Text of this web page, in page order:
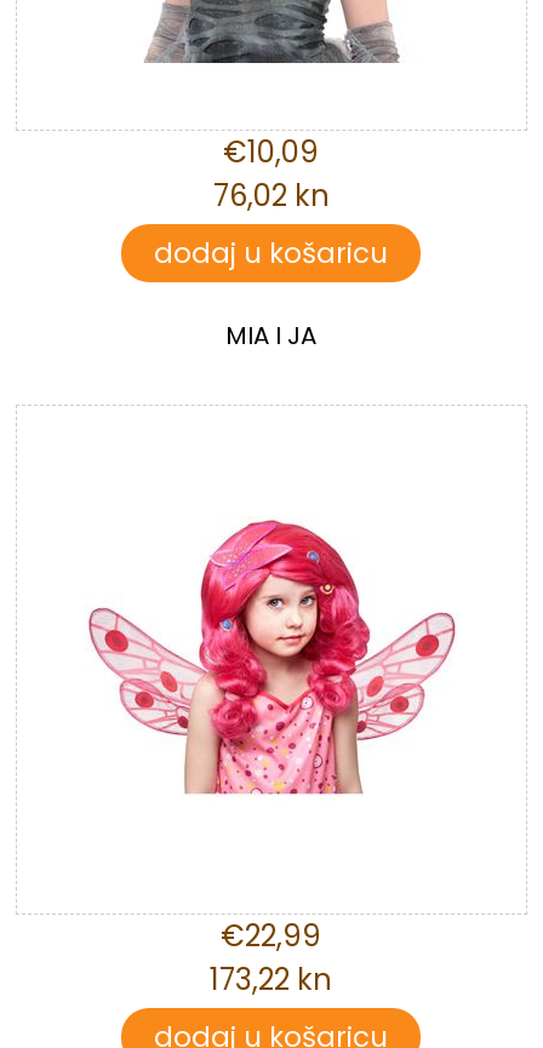
€10,09
76,02 kn
MIA I JA
€22,99
173,22 kn